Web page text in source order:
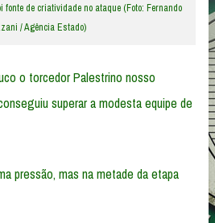
de criatividade no ataque (Foto: Fernando
/ Agência Estado)
o torcedor Palestrino nosso
superar a modesta equipe de
pressão, mas na metade da etapa